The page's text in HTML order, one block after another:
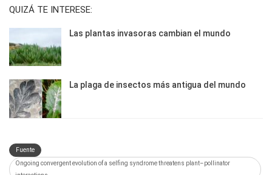
QUIZÁ TE INTERESE:
Las plantas invasoras cambian el mundo
La plaga de insectos más antigua del mundo
Fuente
Ongoing convergent evolution of a selfing syndrome threatens plant–pollinator